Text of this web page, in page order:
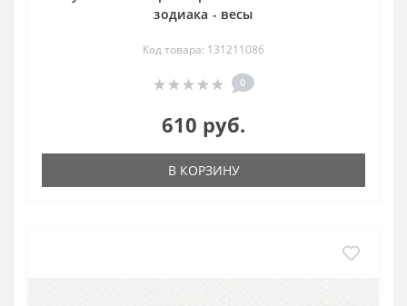
зодиака - весы
Код товара: 131211086
0
610 руб.
В КОРЗИНУ